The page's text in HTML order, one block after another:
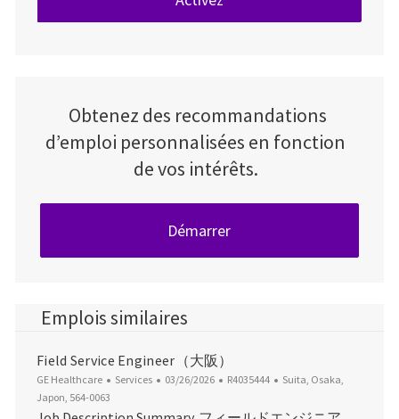
Obtenez des recommandations
d’emploi personnalisées en fonction
de vos intérêts.
Démarrer
Emplois similaires
Field Service Engineer（大阪）
GE Healthcare Catégorie
Services Date d’affichage
03/26/2026 ID du poste
R4035444 Emplacement
Suita, Osaka,
Japon, 564-0063